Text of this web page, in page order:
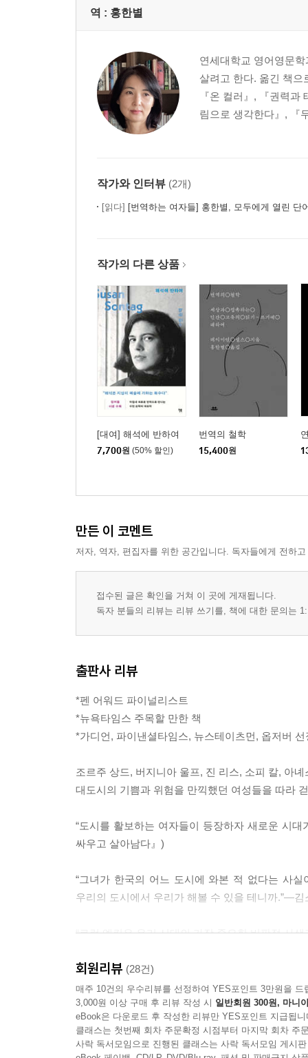
역 : 홍한별
연세대학교 영어영문
살려고 한다. 옮긴 책으
『온 컬러』, 『권력
림으로 생각한다』, 『
작가와 인터뷰 (2개)
[읽다] [번역하는 여자들] 홍한별, 모두에게 열린 단
작가의 다른 상품
[대여] 해석에 반하여
7,700원 (50% 할인)
번역의 철학
15,400원
만든 이 코멘트
저자, 역자, 편집자를 위한 공간입니다. 독자들에게 전하
접수된 글은 확인을 거쳐 이 곳에 게재됩니다.
독자 분들의 리뷰는 리뷰 쓰기를, 책에 대한 문의는
출판사 리뷰
*펜 어워드 파이널리스트
*뉴욕타임스 주목할 만한 책
*가디언, 파이낸셜타임스, 뉴스테이츠먼, 옵저버
조르주 상드, 버지니아 울프, 진 리스, 소피 칼, 아
대도시의 기쁨과 위험을 만끽했던 여성들을 따라
“도시를 활보하는 여자들이 등장하자 새로운 시
싸우고 살아남다』)
“그녀가 한국의 어느 도시에 와본 적 없다는 사
우리의 도시에서 우리가 해볼 수 있을 테니까.”―김
“로런 엘킨은 우리 시대의 가장 중요한 비판적 사
‘제2의 리베카 솔닛’ ‘새로운 세대의 수전 손택’
로런 엘킨이 그려낸 여성 예술가들의 초상
여성이 도시를 걸을 때, 혁명과 전복이 일어난다
회원리뷰 (28건)
매주 10건의 우수리뷰를 선정하여 YES포인트 3만원을 드
3,000원 이상 구매 후 리뷰 작성 시 일반회원 300원, 마니
eBook은 다운로드 후 작성한 리뷰만 YES포인트 지급됩니
클래스는 첫번째 회차 주문확정 시점부터 마지막 회차 주
사락 독서모임으로 진행된 클래스는 사락 독서모임 게시